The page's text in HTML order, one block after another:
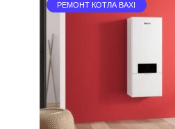
РЕМОНТ КОТЛА BAXI